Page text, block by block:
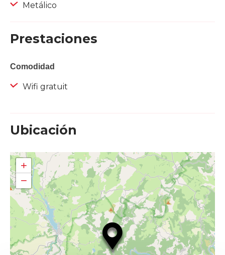
Metálico
Prestaciones
Comodidad
Wifi gratuit
Ubicación
+
−